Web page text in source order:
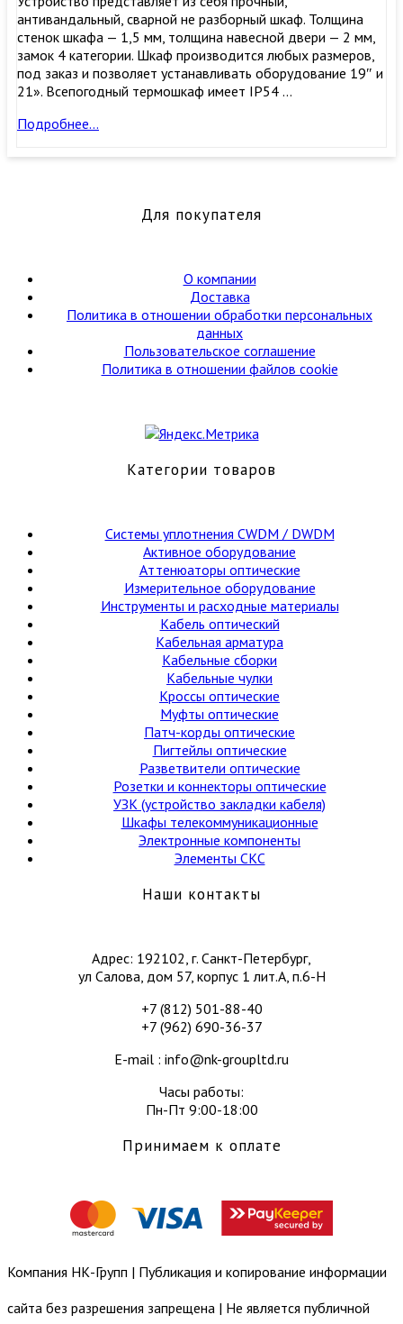
антивандальный, сварной не разборный шкаф. Толщина
стенок шкафа — 1,5 мм, толщина навесной двери — 2 мм,
замок 4 категории. Шкаф производится любых размеров,
под заказ и позволяет устанавливать оборудование 19″ и
21». Всепогодный термошкаф имеет IP54 …
Термошкаф
Подробнее…
Для покупателя
О компании
Доставка
Политика в отношении обработки персональных
данных
Пользовательское соглашение
Политика в отношении файлов cookie
Категории товаров
Cистемы уплотнения CWDM / DWDM
Активное оборудование
Аттенюаторы оптические
Измерительное оборудование
Инструменты и расходные материалы
Кабель оптический
Кабельная арматура
Кабельные сборки
Кабельные чулки
Кроссы оптические
Муфты оптические
Патч-корды оптические
Пигтейлы оптические
Разветвители оптические
Розетки и коннекторы оптические
УЗК (устройство закладки кабеля)
Шкафы телекоммуникационные
Электронные компоненты
Элементы СКС
Наши контакты
Адрес: 192102, г. Санкт-Петербург,
ул Салова, дом 57, корпус 1 лит.А, п.6-Н
+7 (812) 501-88-40
+7 (962) 690-36-37
E-mail : info@nk-groupltd.ru
Часы работы:
Пн-Пт 9:00-18:00
Принимаем к оплате
Компания НК-Групп | Публикация и копирование информации
сайта без разрешения запрещена | Не является публичной